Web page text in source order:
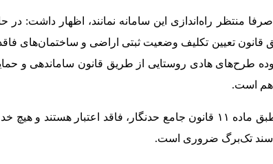
منتظر راه‌اندازی این سامانه نمانند، اظهار داشت: در
قانون تعیین تکلیف وضعیت ثبتی اراضی و ساختمان‌های
طرح‌های هادی روستایی از طریق قانون ساماندهی و
است.
هاشمی همچنین افزود: سندهای دفترچه‌ای طبق ماده ۱۱ قانون جامع حدنگار، فاقد اعتبار
با سند تک‌برگ ضروری است.